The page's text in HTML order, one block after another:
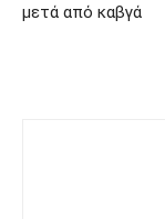
μετά από καβγά